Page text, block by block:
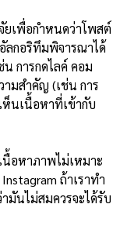
เพื่อกำหนดว่าโพสต์
ลกอริทึมพิจารณาได้
การกดไลค์ คอม
มสำคัญ (เช่น การ
ห็นเนื้อหาที่เข้ากับ
นื้อหาภาพไม่เหมาะ
ถ้าเราทำ
มันไม่สมควรจะได้รับ